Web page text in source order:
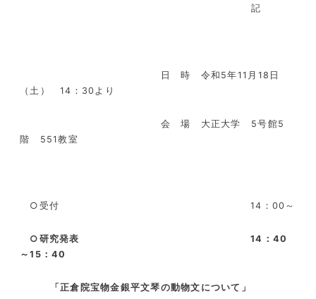
記
日 時 令和 5年11 月 18 日
（土）14 ： 30 より
会 場 大正大学 5号館5
階 551教室
○受付 14 ： 00 ～
○研究発表 14 ： 40
～15 ：40
「正倉院宝物金銀平文琴の動物文について」